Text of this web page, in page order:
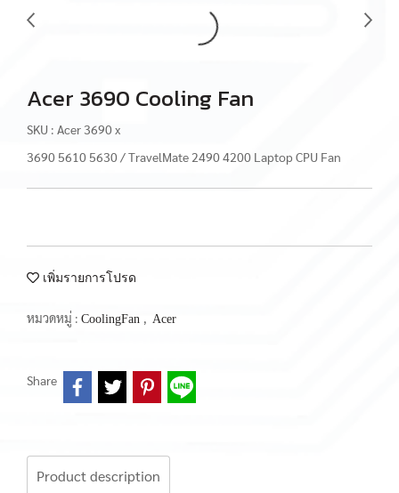
Acer 3690 Cooling Fan
SKU : Acer 3690 x
3690 5610 5630 / TravelMate 2490 4200 Laptop CPU Fan
เพิ่มรายการโปรด
หมวดหมู่ : CoolingFan , Acer
Share
Product description